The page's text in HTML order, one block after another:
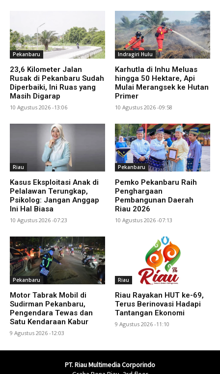
Pekanbaru
23,6 Kilometer Jalan
Rusak di Pekanbaru Sudah
Diperbaiki, Ini Ruas yang
Masih Digarap
10 Agustus 2026 -13:06
Indragiri Hulu
Karhutla di Inhu Meluas
hingga 50 Hektare, Api
Mulai Merangsek ke Hutan
Primer
10 Agustus 2026 -09:58
Riau
Kasus Eksploitasi Anak di
Pelalawan Terungkap,
Psikolog: Jangan Anggap
Ini Hal Biasa
10 Agustus 2026 -07:23
Pekanbaru
Pemko Pekanbaru Raih
Penghargaan
Pembangunan Daerah
Riau 2026
10 Agustus 2026 -07:13
Pekanbaru
Motor Tabrak Mobil di
Sudirman Pekanbaru,
Pengendara Tewas dan
Satu Kendaraan Kabur
9 Agustus 2026 -12:03
Riau
Riau Rayakan HUT ke-69,
Terus Berinovasi Hadapi
Tantangan Ekonomi
9 Agustus 2026 -11:10
PT. Riau Multimedia Corporindo